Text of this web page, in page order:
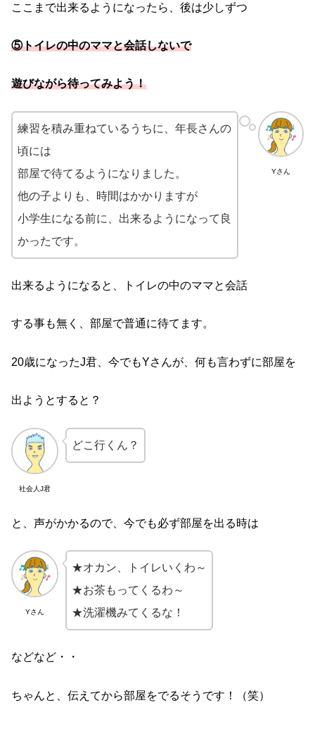
ここまで出来るようになったら、後は少しずつ
⑤トイレの中のママと会話しないで
遊びながら待ってみよう！
Yさん
練習を積み重ねているうちに、年長さんの
頃には
部屋で待てるようになりました。
他の子よりも、時間はかかりますが
小学生になる前に、出来るようになって良
かったです。
出来るようになると、トイレの中のママと会話
する事も無く、部屋で普通に待てます。
20歳になったJ君、今でもYさんが、何も言わずに部屋を
出ようとすると？
社会人J君
どこ行くん？
と、声がかかるので、今でも必ず部屋を出る時は
Yさん
★オカン、トイレいくわ～
★お茶もってくるわ～
★洗濯機みてくるな！
などなど・・
ちゃんと、伝えてから部屋をでるそうです！（笑）